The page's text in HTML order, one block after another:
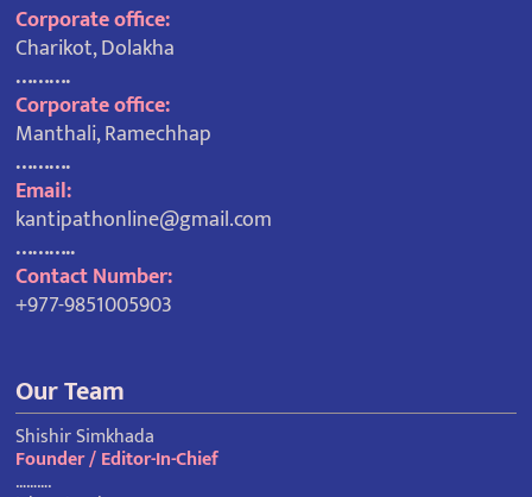
Corporate office:
Charikot, Dolakha
……….
Corporate office:
Manthali, Ramechhap
……….
Email:
kantipathonline@gmail.com
………..
Contact Number:
+977-9851005903
Our Team
Shishir Simkhada
Founder / Editor-In-Chief
……….